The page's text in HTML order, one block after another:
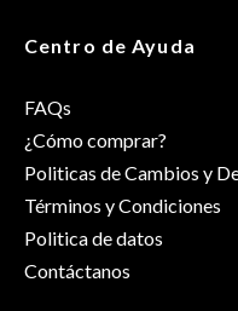
Centro de Ayuda
FAQs
¿Cómo comprar?
Politicas de Cambios y
Términos y Condiciones
Politica de datos
Contáctanos